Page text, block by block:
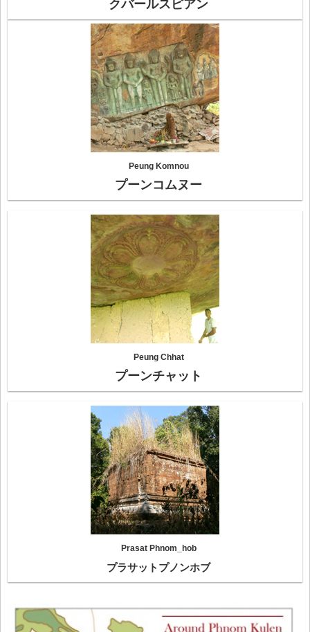
クバールスピアン
Peung Komnou
プーンコムヌー
Peung Chhat
プーンチャット
Prasat Phnom_hob
プラサットプノンホブ